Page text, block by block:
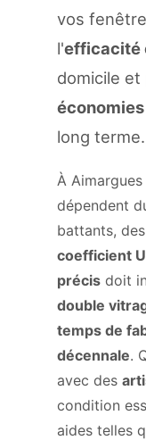
vos
l'efficacité
domicile
long terme.
À
dépendent
battants,
coefficient
précis doit
double
temps de
décennale.
avec des
condition
aides telles